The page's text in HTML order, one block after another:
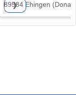
89584 Ehingen
❯